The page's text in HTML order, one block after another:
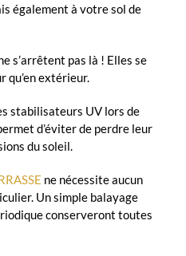
également à votre sol de
s’arrêtent pas là ! Elles se
qu’en extérieur.
stabilisateurs UV lors de
d’éviter de perdre leur
du soleil.
ne nécessite aucun
Un simple balayage
conserveront toutes